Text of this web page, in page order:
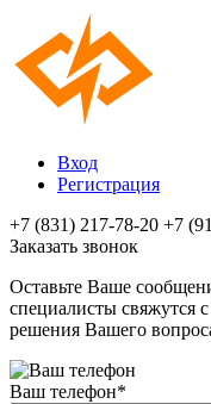
Вход
Регистрация
+7 (831) 217-78-20 +7
Заказать звонок
Оставьте Ваше
специалисты свяжутся
решения Вашего
Ваш телефон*